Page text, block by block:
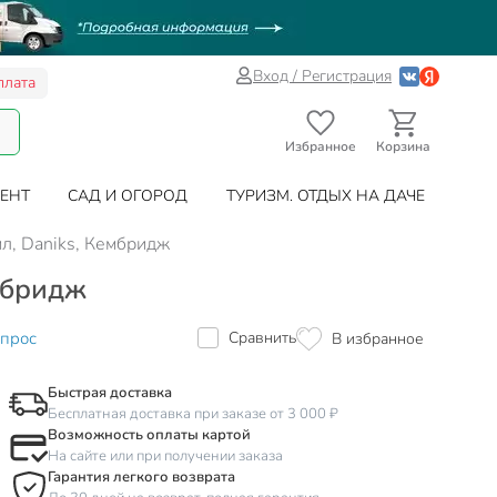
Вход / Регистрация
Избранное Корзина
САД И ОГОРОД ТУРИЗМ. ОТДЫХ НА ДАЧЕ
Daniks, Кембридж
Сравнить В избранное
Быстрая доставка
Бесплатная доставка при заказе от 3 000 ₽
Возможность оплаты картой
На сайте или при получении заказа
Гарантия легкого возврата